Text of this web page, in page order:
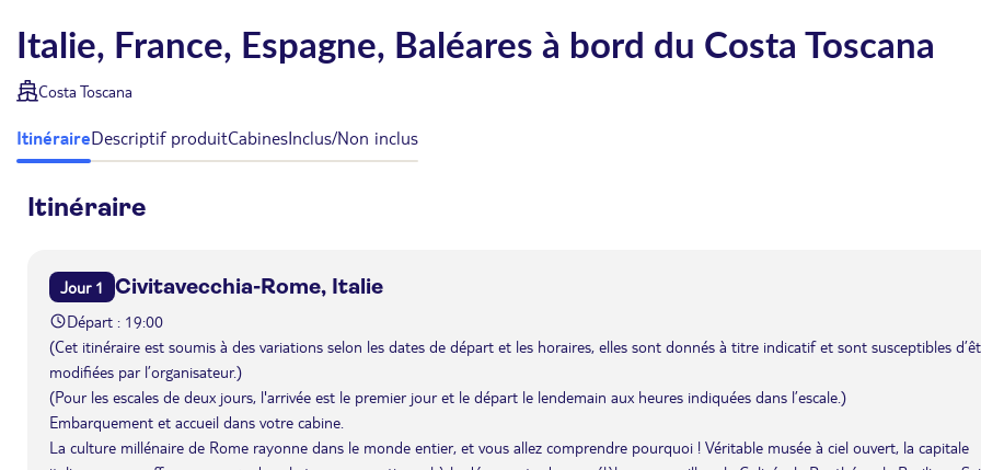
Italie, France, Espagne, Baléares à bord du Costa Toscana
Costa Toscana
ItinéraireDescriptif produitCabinesInclus/Non inclus
Itinéraire
Jour 1 Civitavecchia-Rome, Italie
Départ : 19:00
(Cet itinéraire est soumis à des variations selon les dates de départ et les horaires, elles sont donnés à titre indicatif et sont susceptibles
modifiées par l’organisateur.)
(Pour les escales de deux jours, l'arrivée est le premier jour et le départ le lendemain aux heures indiquées dans l’escale.)
Embarquement et accueil dans votre cabine.
La culture millénaire de Rome rayonne dans le monde entier, et vous allez comprendre pourquoi ! Véritable musée à ciel ouvert, la capitale